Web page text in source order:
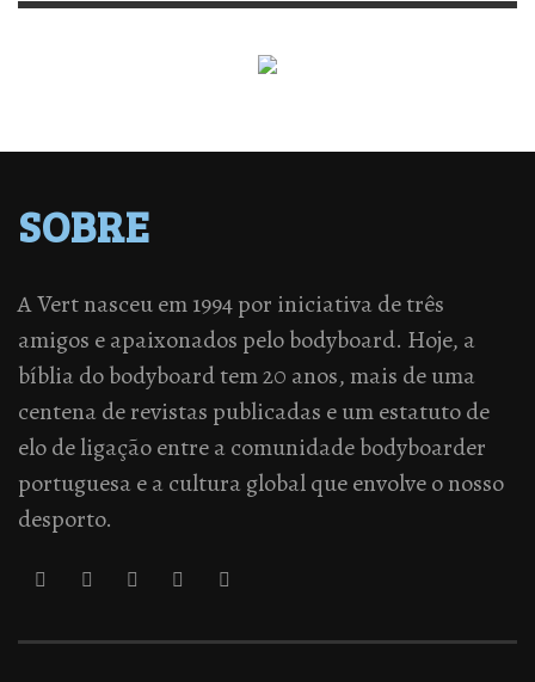
SOBRE
A Vert nasceu em 1994 por iniciativa de três
amigos e apaixonados pelo bodyboard. Hoje, a
bíblia do bodyboard tem 20 anos, mais de uma
centena de revistas publicadas e um estatuto de
elo de ligação entre a comunidade bodyboarder
portuguesa e a cultura global que envolve o nosso
desporto.